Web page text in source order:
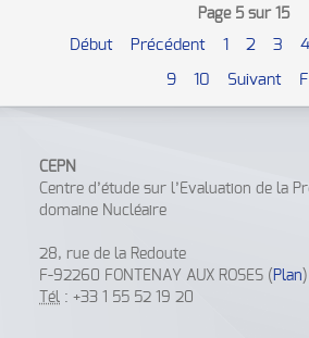
Page 5 sur 15
Début Précédent 1 2 3 4
9 10 Suivant
CEPN
Centre d’étude sur l’Evaluation de la
domaine Nucléaire
28, rue de la Redoute
F-92260 FONTENAY AUX ROSES ( Plan )
Tél : +33 1 55 52 19 20